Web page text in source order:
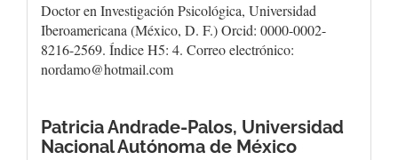
Doctor en Investigación Psicológica, Universidad
Iberoamericana (México, D. F.) Orcid: 0000-0002-
8216-2569. Índice H5: 4. Correo electrónico:
nordamo@hotmail.com
Patricia Andrade-Palos, Universidad
Nacional Autónoma de México